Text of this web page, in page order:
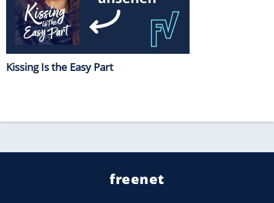
Kissing Is the Easy Part
freenet